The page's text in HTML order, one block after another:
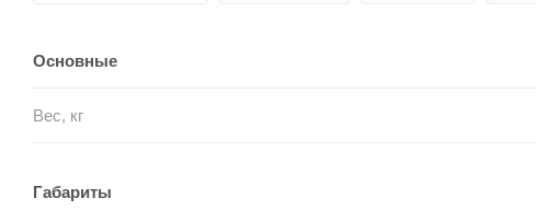
Основные
Вес, кг
Габариты